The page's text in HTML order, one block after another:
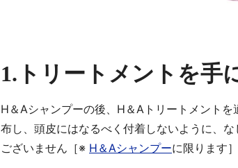
1.トリートメントを手
H＆Aシャンプーの後、H＆Aトリートメント
布し、頭皮にはなるべく付着しないように、
ございません［※ H＆Aシャンプーに限ります］